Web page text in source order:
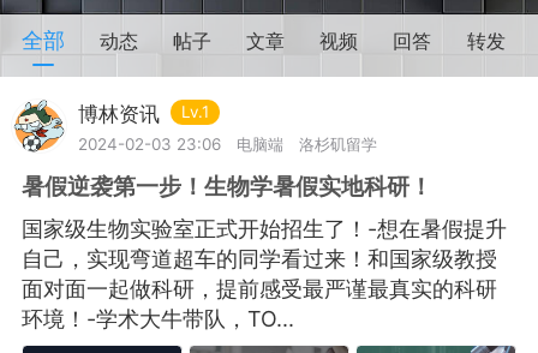
每日任务
华人资讯
阅读洛杉矶新闻
华人论坛
加入社区交流
华人社区信息发布规范》
全部 动态 帖子 文章 视频 回答 转发
博林资讯
Lv.1
2024-02-03 23:06
电脑端 洛杉矶留学
暑假逆袭第一步！生物学暑假实地科研！
国家级生物实验室正式开始招生了！-想在暑假提升
自己，实现弯道超车的同学看过来！和国家级教授
面对面一起做科研，提前感受最严谨最真实的科研
环境！-学术大牛带队，TO...